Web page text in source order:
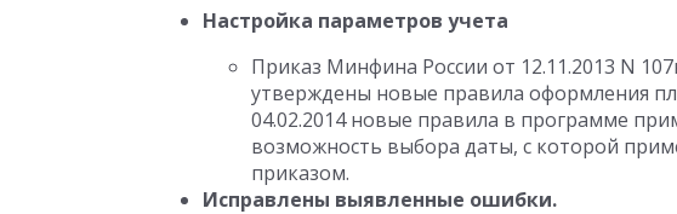
Настройка параметров учета
Приказ Минфина России от 12.11.2013 N
утверждены новые правила оформления
04.02.2014 новые правила в программе
возможность выбора даты, с которой
приказом.
Исправлены выявленные ошибки.